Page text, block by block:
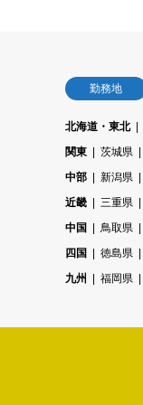
勤務地
北海道・東北
関東
茨城県
中部
新潟県
近畿
三重県
中国
鳥取県
四国
徳島県
九州
福岡県